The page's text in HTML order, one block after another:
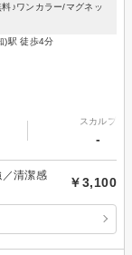
♪ワンカラー/マグネッ
)駅 徒歩4分
スカルプ
-
清潔感
￥3,100